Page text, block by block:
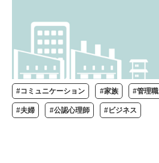
#コミュニケーション #家族 #管理職
#夫婦 #公認心理師 #ビジネス